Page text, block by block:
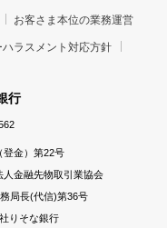
お客さま本位の業務運営
ハラスメント対応方針
行
登金）第22号
金融先物取引業協会
局長(代信)第36号
りそな銀行